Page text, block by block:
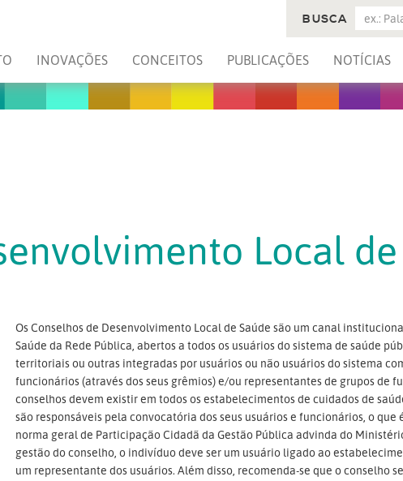
INOVAÇÕES CONCEITOS PUBLICAÇÕES NOTÍCIAS
BUSCA
Local
Os Conselhos de Desenvolvimento Local de Saúde são um canal
Saúde da Rede Pública, abertos a todos os usuários do sistema de saúde
territoriais ou outras integradas por usuários ou não usuários do sistema
funcionários (através dos seus grêmios) e/ou representantes de grupos de
conselhos devem existir em todos os estabelecimentos de cuidados de
são responsáveis pela convocatória dos seus usuários e funcionários, o
norma geral de Participação Cidadã da Gestão Pública advinda do
gestão do conselho, o indivíduo deve ser um usuário ligado ao
um representante dos usuários. Além disso, recomenda-se que o conselho